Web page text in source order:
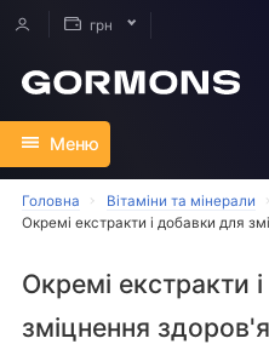
грн
Меню
Головна
Вітаміни та мінерали
Окремі екстракти і добавки для
Окремі екстракти
зміцнення здоров'я